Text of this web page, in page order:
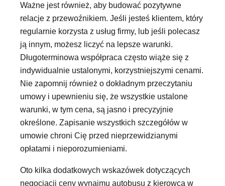
Ważne jest również, aby budować pozytywne
relacje z przewoźnikiem. Jeśli jesteś klientem, który
regularnie korzysta z usług firmy, lub jeśli polecasz
ją innym, możesz liczyć na lepsze warunki.
Długoterminowa współpraca często wiąże się z
indywidualnie ustalonymi, korzystniejszymi cenami.
Nie zapomnij również o dokładnym przeczytaniu
umowy i upewnieniu się, że wszystkie ustalone
warunki, w tym cena, są jasno i precyzyjnie
określone. Zapisanie wszystkich szczegółów w
umowie chroni Cię przed nieprzewidzianymi
opłatami i nieporozumieniami.
Oto kilka dodatkowych wskazówek dotyczących
negocjacji ceny wynajmu autobusu z kierowcą w